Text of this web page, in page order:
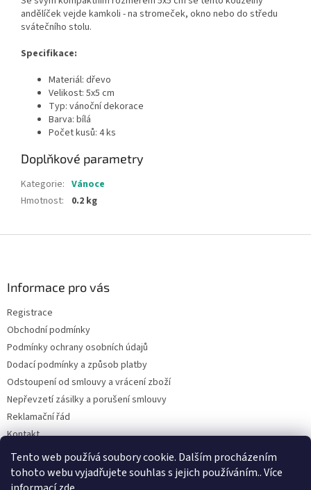
Tento web používá soubory cookie. Dalším procházením
tohoto webu vyjadřujete souhlas s jejich používáním.. Více
andělíček vejde kamkoli - na stromeček, okno nebo do středu
svátečního stolu.
Specifikace:
Materiál: dřevo
Velikost: 5x5 cm
Typ: vánoční dekorace
Barva: bílá
Počet kusů: 4 ks
Doplňkové parametry
Kategorie: Vánoce
Hmotnost: 0.2 kg
Informace pro vás
Registrace
Obchodní podmínky
Podmínky ochrany osobních údajů
Dodací podmínky a způsob platby
Odstoupení od smlouvy a vrácení zboží
Nepřevzetí zásilky a porušení smlouvy
Reklamační řád
Kontakt
Napište nám